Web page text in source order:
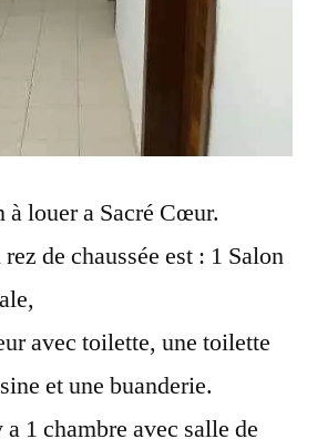
louer a Sacré Cœur.
de chaussée est : 1 Salon
avec toilette, une toilette
et une buanderie.
1 chambre avec salle de